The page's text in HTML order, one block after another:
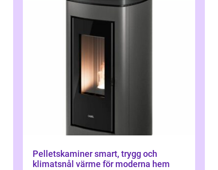
Pelletskaminer smart, trygg och
klimatsnål värme för moderna hem